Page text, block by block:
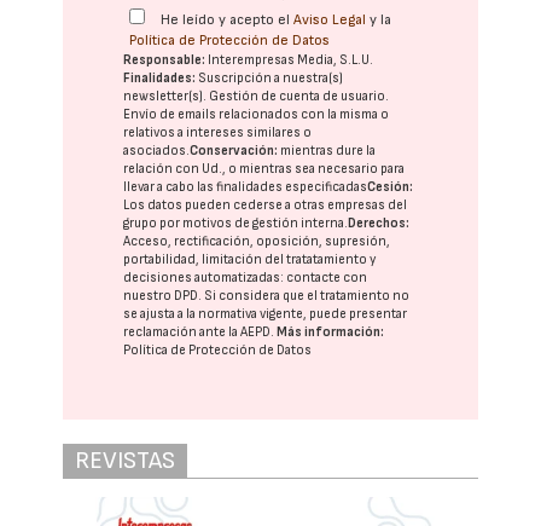
He leído y acepto elAviso Legal y la
Política de Protección de Datos
Responsable: Interempresas Media, S.L.U.
Finalidades: Suscripción a nuestra(s)
newsletter(s). Gestión de cuenta de usuario.
Envío de emails relacionados con la misma o
relativos a intereses similares o
asociados.Conservación: mientras dure la
relación con Ud., o mientras sea necesario para
llevar a cabo las finalidades especificadasCesión:
Los datos pueden cederse a otras empresas del
grupo por motivos de gestión interna. Derechos:
Acceso, rectificación, oposición, supresión,
portabilidad, limitación del tratatamiento y
decisiones automatizadas: contacte con
nuestro DPD. Si considera que el tratamiento no
se ajusta a la normativa vigente, puede presentar
reclamación ante laAEPD. Más información:
Política de Protección de Datos
REVISTAS